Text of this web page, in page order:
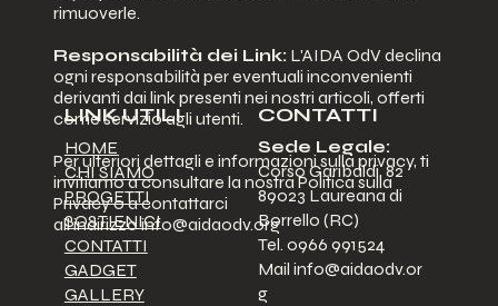
Sede Legale:
Corso Garibaldi, 82
89023 Laureana di
Borrello (RC)
Tel. 0966 991524
Mail info@aidaodv.or
g
CONTATTI
rimuoverle.
Responsabilità dei Link: L'AIDA OdV declina
ogni responsabilità per eventuali inconvenienti
derivanti dai link presenti nei nostri articoli, offerti
come servizio agli utenti.
Per ulteriori dettagli e informazioni sulla privacy, ti
invitiamo a consultare la nostra Politica sulla
Privacy o a contattarci
all'indirizzoinfo@aidaodv.org
HOME
CHI SIAMO
PROGETTI
SOSTIENICI
CONTATTI
GADGET
GALLERY
LINK UTILI